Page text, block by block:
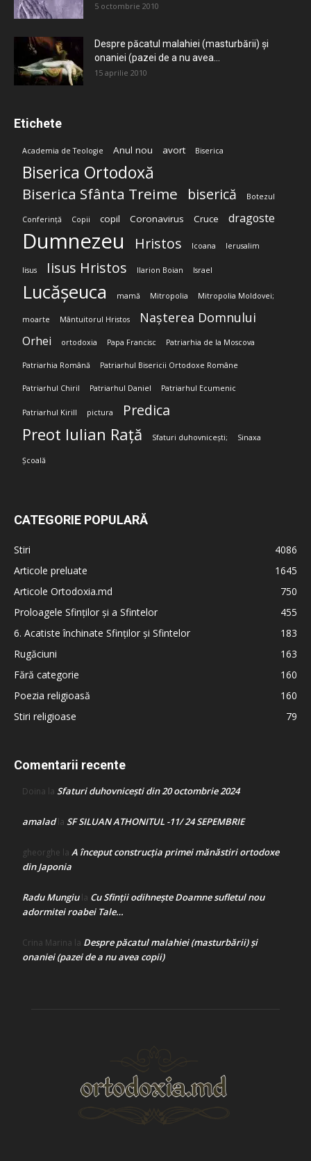
5 octombrie 2010
Despre păcatul malahiei (masturbării) şi
onaniei (pazei de a nu avea...
15 aprilie 2010
Etichete
Academia de Teologie Anul nou avort Biserica
Biserica Ortodoxă
Biserica Sfânta Treime biserică Botezul
Conferință Copii copil Coronavirus Cruce dragoste
Dumnezeu Hristos Icoana Ierusalim
Iisus Iisus Hristos Ilarion Boian Israel
Lucășeuca mamă Mitropolia Mitropolia Moldovei;
moarte Mântuitorul Hristos Nașterea Domnului
Orhei ortodoxia Papa Francisc Patriarhia de la Moscova
Patriarhia Română Patriarhul Bisericii Ortodoxe Române
Patriarhul Chiril Patriarhul Daniel Patriarhul Ecumenic
Patriarhul Kirill pictura Predica
Preot Iulian Rață Sfaturi duhovnicești; Sinaxa
Școală
CATEGORIE POPULARĂ
Stiri
4086
Articole preluate
1645
Articole Ortodoxia.md
750
Proloagele Sfinților și a Sfintelor
455
6. Acatiste închinate Sfinților și Sfintelor
183
Rugăciuni
163
Fără categorie
160
Poezia religioasă
160
Stiri religioase
79
Comentarii recente
Doina la Sfaturi duhovnicești din 20 octombrie 2024
amaladla SF SILUAN ATHONITUL -11/ 24 SEPEMBRIE
gheorghe la A început construcţia primei mănăstiri ortodoxe
din Japonia
Radu Mungiula Cu Sfinții odihnește Doamne sufletul nou
adormitei roabei Tale…
Crina Marina la Despre păcatul malahiei (masturbării) şi
onaniei (pazei de a nu avea copii)